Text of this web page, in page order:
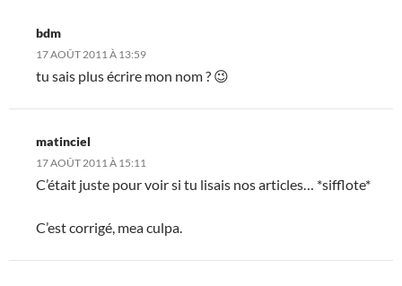
bdm
17 AOÛT 2011 À 13:59
tu sais plus écrire mon nom ? 😉
matinciel
17 AOÛT 2011 À 15:11
C’était juste pour voir si tu lisais nos articles… *sifflote*
C’est corrigé, mea culpa.